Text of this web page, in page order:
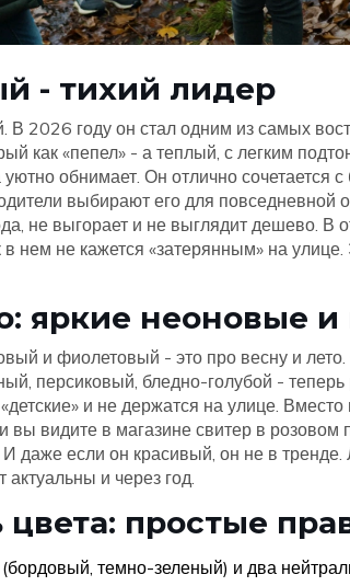
- тихий лидер
2026 году он стал одним из самых
как «пепел» - а теплый, с легким
обнимает. Он отлично
выбирают его для повседневной
не выгорает и не выглядит дешево. В
нем не кажется «затерянным» на улице.
яркие неоновые и
и фиолетовый - это про весну и
персиковый, бледно-голубой -
и не держатся на улице.
вы видите в магазине свитер в розовом
даже если он красивый, он не в
и через год.
цвета: простые
темно-зеленый) и два